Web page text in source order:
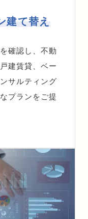
建て替え
確認し、不動
建賃貸、ベー
サルティング
プランをご提